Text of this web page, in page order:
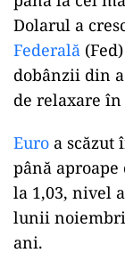
Dolarul a
Federală
dobânzii din
de relaxare în
Euro a scăzut
până
la 1,03, nivel
lunii
ani.